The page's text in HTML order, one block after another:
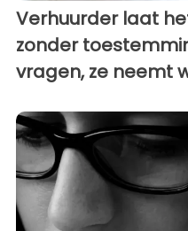
Verhuurder laat
zonder
vragen, ze neemt